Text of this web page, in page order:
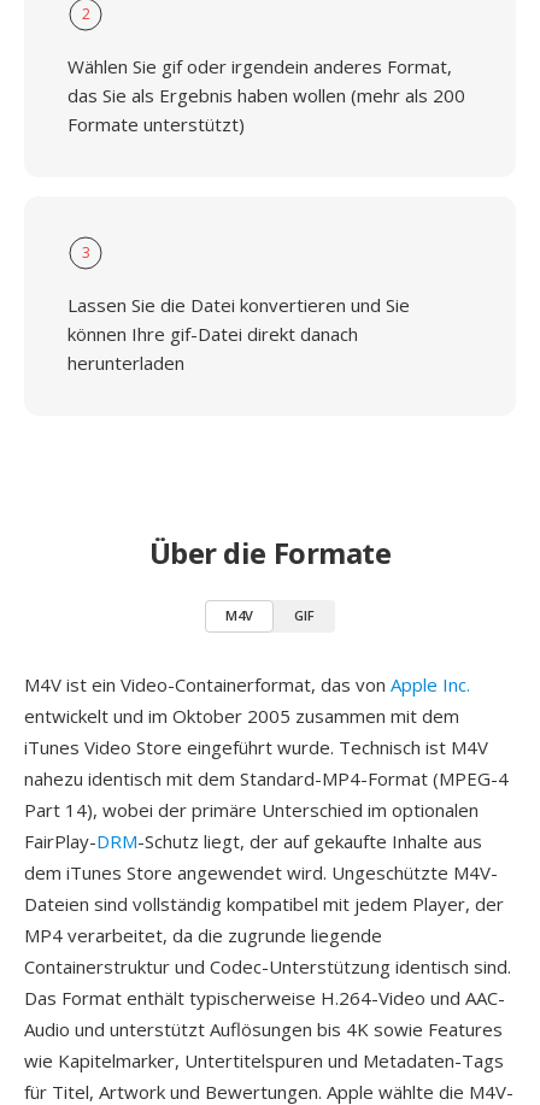
2
Wählen Sie gif oder irgendein anderes Format,
das Sie als Ergebnis haben wollen (mehr als 200
Formate unterstützt)
3
Lassen Sie die Datei konvertieren und Sie
können Ihre gif-Datei direkt danach
herunterladen
Über die Formate
M4V GIF
M4V ist ein Video-Containerformat, das von Apple Inc.
entwickelt und im Oktober 2005 zusammen mit dem
iTunes Video Store eingeführt wurde. Technisch ist M4V
nahezu identisch mit dem Standard-MP4-Format (MPEG-4
Part 14), wobei der primäre Unterschied im optionalen
FairPlay-DRM-Schutz liegt, der auf gekaufte Inhalte aus
dem iTunes Store angewendet wird. Ungeschützte M4V-
Dateien sind vollständig kompatibel mit jedem Player, der
MP4 verarbeitet, da die zugrunde liegende
Containerstruktur und Codec-Unterstützung identisch sind.
Das Format enthält typischerweise H.264-Video und AAC-
Audio und unterstützt Auflösungen bis 4K sowie Features
wie Kapitelmarker, Untertitelspuren und Metadaten-Tags
für Titel, Artwork und Bewertungen. Apple wählte die M4V-